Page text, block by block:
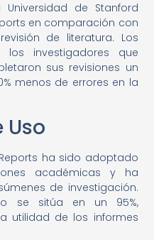
de Stanford
en comparación con
de literatura. Los
los investigadores que
sus revisiones un
menos de errores en la
Uso
ha sido adoptado
académicas y ha
de investigación.
se sitúa en un 95%,
utilidad de los informes